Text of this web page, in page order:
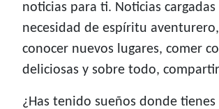
noticias para ti. Noticias cargadas
necesidad de espíritu
conocer nuevos lugares, comer
deliciosas y sobre todo,
¿Has tenido sueños donde